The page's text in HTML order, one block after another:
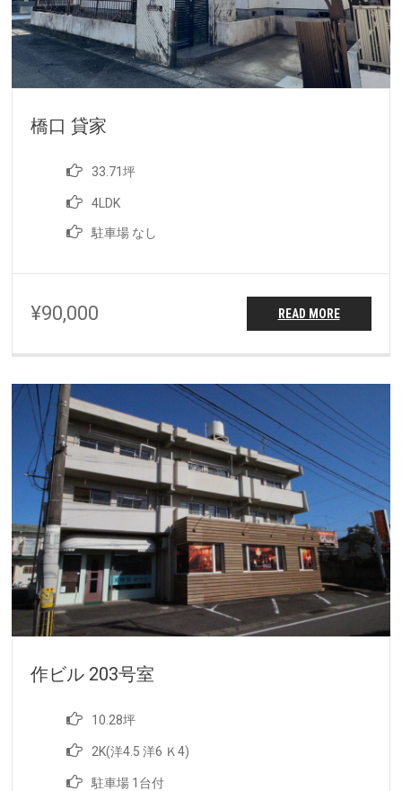
橋口 貸家
33.71坪
4LDK
駐車場 なし
¥90,000 READ MORE
作ビル 203号室
10.28坪
2K(洋4.5 洋6 Ｋ4)
駐車場 1台付